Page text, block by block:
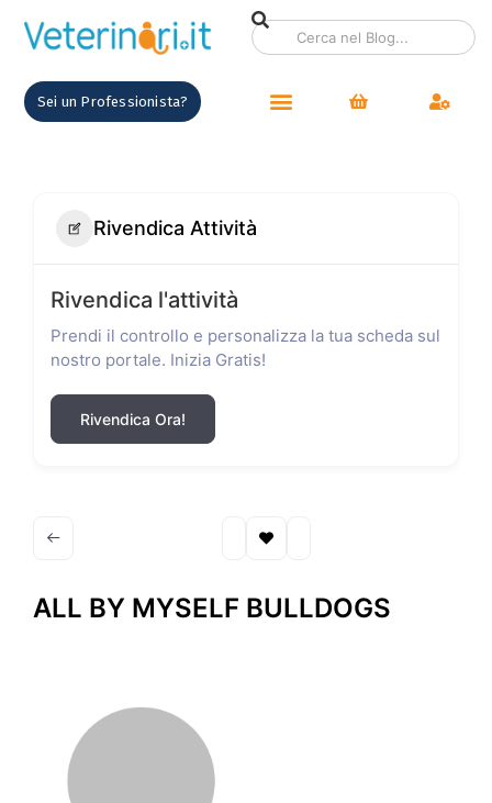
Sei un Professionista?
Rivendica Attività
Rivendica l'attività
Prendi il controllo e personalizza la tua scheda sul
nostro portale. Inizia Gratis!
Rivendica Ora!
ALL BY MYSELF BULLDOGS